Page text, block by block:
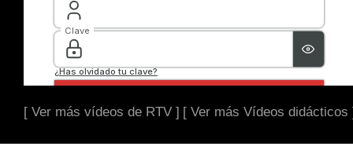
[ Ver más vídeos de RTV ] [ Ver más Vídeos didácticos